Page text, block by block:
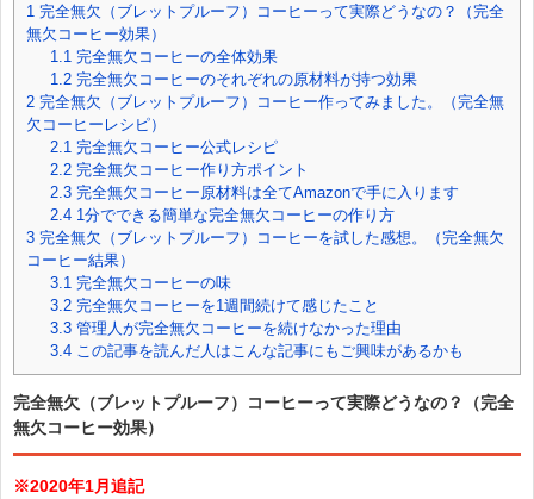
1 完全無欠（ブレットプルーフ）コーヒーって実際どうなの？（完全
無欠コーヒー効果）
1.1 完全無欠コーヒーの全体効果
1.2完全無欠コーヒーのそれぞれの原材料が持つ効果
2 完全無欠（ブレットプルーフ）コーヒー作ってみました。（完全無
欠コーヒーレシピ）
2.1 完全無欠コーヒー公式レシピ
2.2完全無欠コーヒー作り方ポイント
2.3完全無欠コーヒー原材料は全てAmazonで手に入ります
2.41分でできる簡単な完全無欠コーヒーの作り方
3 完全無欠（ブレットプルーフ）コーヒーを試した感想。（完全無欠
コーヒー結果）
3.1 完全無欠コーヒーの味
3.2完全無欠コーヒーを1週間続けて感じたこと
3.3管理人が完全無欠コーヒーを続けなかった理由
3.4この記事を読んだ人はこんな記事にもご興味があるかも
完全無欠（ブレットプルーフ）コーヒーって実際どうなの？（完全
無欠コーヒー効果）
※2020年1月追記